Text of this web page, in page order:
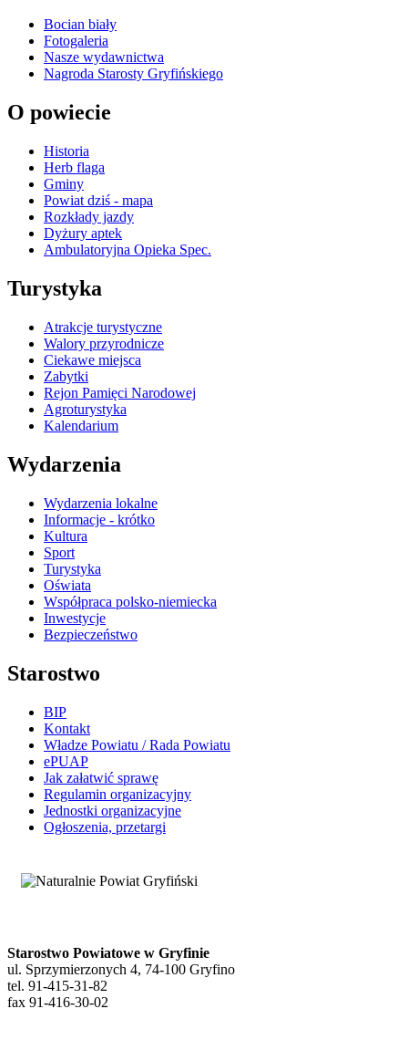
Bocian biały
Fotogaleria
Nasze wydawnictwa
Nagroda Starosty Gryfińskiego
O powiecie
Historia
Herb flaga
Gminy
Powiat dziś - mapa
Rozkłady jazdy
Dyżury aptek
Ambulatoryjna Opieka Spec.
Turystyka
Atrakcje turystyczne
Walory przyrodnicze
Ciekawe miejsca
Zabytki
Rejon Pamięci Narodowej
Agroturystyka
Kalendarium
Wydarzenia
Wydarzenia lokalne
Informacje - krótko
Kultura
Sport
Turystyka
Oświata
Współpraca polsko-niemiecka
Inwestycje
Bezpieczeństwo
Starostwo
BIP
Kontakt
Władze Powiatu / Rada Powiatu
ePUAP
Jak załatwić sprawę
Regulamin organizacyjny
Jednostki organizacyjne
Ogłoszenia, przetargi
Starostwo Powiatowe w Gryfinie
ul. Sprzymierzonych 4, 74-100 Gryfino
tel. 91-415-31-82
fax 91-416-30-02